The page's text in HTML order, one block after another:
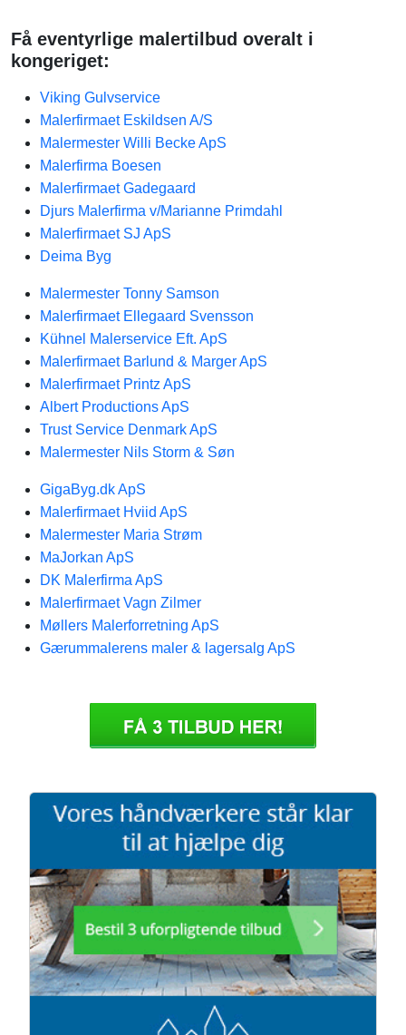
Få eventyrlige malertilbud overalt i
kongeriget:
Viking Gulvservice
Malerfirmaet Eskildsen A/S
Malermester Willi Becke ApS
Malerfirma Boesen
Malerfirmaet Gadegaard
Djurs Malerfirma v/Marianne Primdahl
Malerfirmaet SJ ApS
Deima Byg
Malermester Tonny Samson
Malerfirmaet Ellegaard Svensson
Kühnel Malerservice Eft. ApS
Malerfirmaet Barlund & Marger ApS
Malerfirmaet Printz ApS
Albert Productions ApS
Trust Service Denmark ApS
Malermester Nils Storm & Søn
GigaByg.dk ApS
Malerfirmaet Hviid ApS
Malermester Maria Strøm
MaJorkan ApS
DK Malerfirma ApS
Malerfirmaet Vagn Zilmer
Møllers Malerforretning ApS
Gærummalerens maler & lagersalg ApS